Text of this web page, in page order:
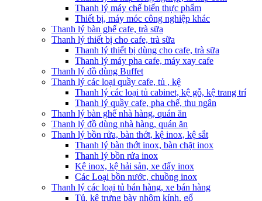
Thanh lý máy chế biến thực phẩm
Thiết bị, máy móc công nghiệp khác
Thanh lý bàn ghế cafe, trà sữa
Thanh lý thiết bị cho cafe, trà sữa
Thanh lý thiết bị dùng cho cafe, trà sữa
Thanh lý máy pha cafe, máy xay cafe
Thanh lý đồ dùng Buffet
Thanh lý các loại quầy cafe, tủ , kệ
Thanh lý các loại tủ cabinet, kệ gỗ, kệ trang trí
Thanh lý quầy cafe, pha chế, thu ngân
Thanh lý bàn ghế nhà hàng, quán ăn
Thanh lý đồ dùng nhà hàng, quán ăn
Thanh lý bồn rửa, bàn thớt, kệ inox, kệ sắt
Thanh lý bàn thớt inox, bàn chặt inox
Thanh lý bồn rửa inox
Kệ inox, kệ hải sản, xe đẩy inox
Các Loại bồn nước, chuồng inox
Thanh lý các loại tủ bán hàng, xe bán hàng
Tủ, kệ trưng bày nhôm kính, gổ